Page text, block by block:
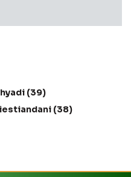
(39)
(38)